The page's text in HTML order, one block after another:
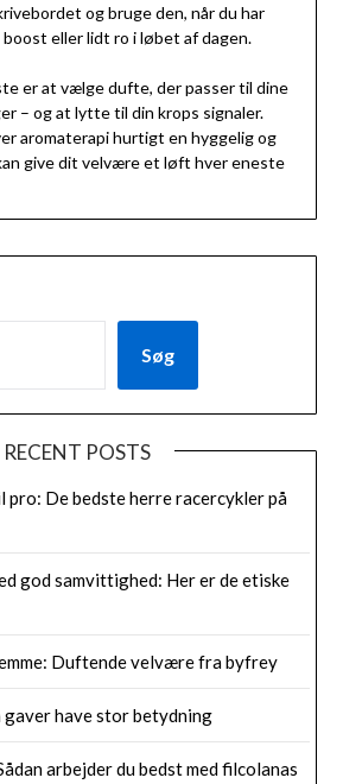
og bruge den, når du har
eller lidt ro i løbet af dagen.
er at vælge dufte, der passer til dine
– og at lytte til din krops signaler.
aromaterapi hurtigt en hyggelig og
give dit velvære et løft hver eneste
Søg
RECENT POSTS
pro: De bedste herre racercykler på
god samvittighed: Her er de etiske
Duftende velvære fra byfrey
gaver have stor betydning
arbejder du bedst med filcolanas